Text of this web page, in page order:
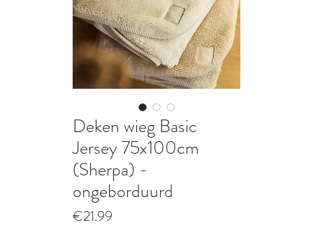
Deken wieg Basic
Jersey 75x100cm
(Sherpa) -
ongeborduurd
€21.99